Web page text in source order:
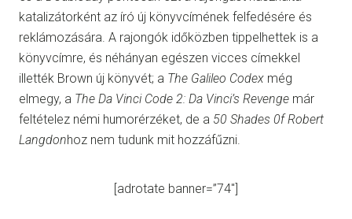
katalizátorként az író új könyvcímének felfedésére és
reklámozására. A rajongók időközben tippelhettek is a
könyvcímre, és néhányan egészen vicces címekkel
illették Brown új könyvét; a The Galileo Codex még
elmegy, a The Da Vinci Code 2: Da Vinci’s Revenge már
feltételez némi humorérzéket, de a 50 Shades 0f Robert
Langdonhoz nem tudunk mit hozzáfűzni.
[adrotate banner=”74″]